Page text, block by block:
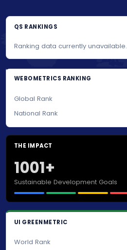
QS RANKINGS
Ranking data currently unavailable.
WEBOMETRICS RANKING
Global Rank
National Rank
THE IMPACT
1001+
Sustainable Development Goals
UI GREENMETRIC
World Rank